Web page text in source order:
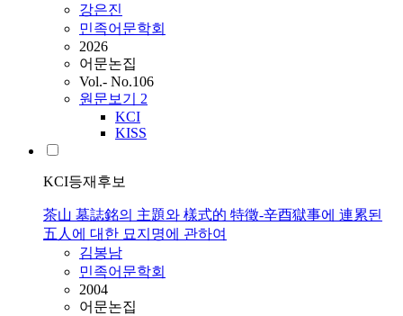
강은진
민족어문학회
2026
어문논집
Vol.- No.106
원문보기 2
KCI
KISS
KCI등재후보
茶山 墓誌銘의 主題와 樣式的 特徵-辛酉獄事에 連累된
五人에 대한 묘지명에 관하여
김봉남
민족어문학회
2004
어문논집